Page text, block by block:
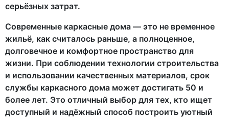
серьёзных затрат.
Современные каркасные дома — это не временное
жильё, как считалось раньше, а полноценное,
долговечное и комфортное пространство для
жизни. При соблюдении технологии строительства
и использовании качественных материалов, срок
службы каркасного дома может достигать 50 и
более лет. Это отличный выбор для тех, кто ищет
доступный и надёжный способ построить уютный